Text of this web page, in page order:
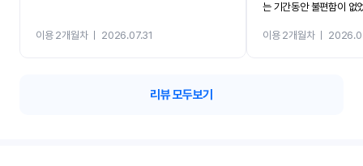
이용 2개월차ㅣ 2026.07.31
는 기간동안 불편함이 없
카 렌트 고민없이 강추합
이용 2개월차ㅣ
리뷰 모두보기